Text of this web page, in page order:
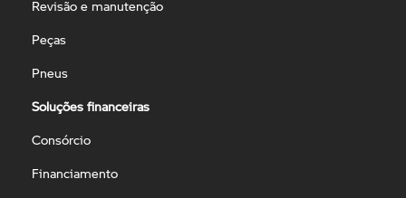
Revisão e manutenção
Peças
Pneus
Soluções financeiras
Consórcio
Financiamento